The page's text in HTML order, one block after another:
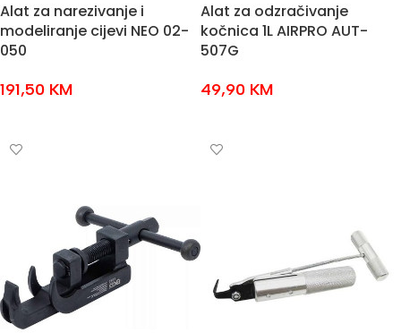
Alat za narezivanje i
modeliranje cijevi NEO 02-
050
191,50 KM
Alat za odzračivanje
kočnica 1L AIRPRO AUT-
507G
49,90 KM